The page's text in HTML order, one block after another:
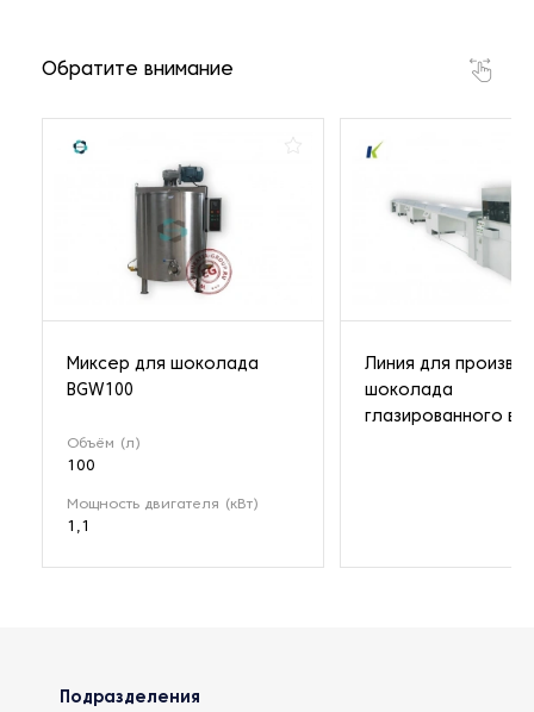
Обратите внимание
Миксер для шоколада
BGW100
Объём (л)
100
Мощность двигателя (кВт)
1,1
Линия для
шоколада
глазированного в
Подразделения